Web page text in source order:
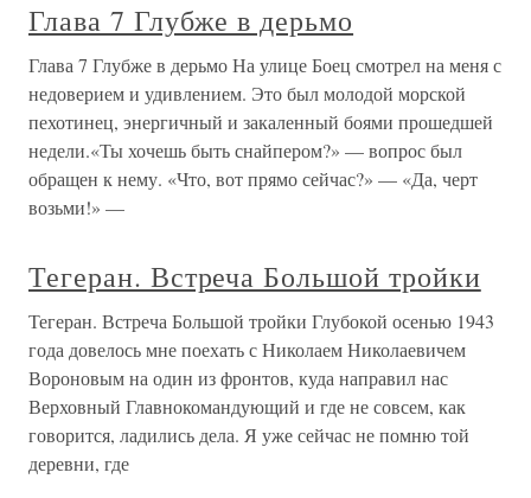
Глава 7 Глубже в дерьмо
Глава 7 Глубже в дерьмо На улице Боец смотрел на меня с
недоверием и удивлением. Это был молодой морской
пехотинец, энергичный и закаленный боями прошедшей
недели.«Ты хочешь быть снайпером?» — вопрос был
обращен к нему. «Что, вот прямо сейчас?» — «Да, черт
возьми!» —
Тегеран. Встреча Большой тройки
Тегеран. Встреча Большой тройки Глубокой осенью 1943
года довелось мне поехать с Николаем Николаевичем
Вороновым на один из фронтов, куда направил нас
Верховный Главнокомандующий и где не совсем, как
говорится, ладились дела. Я уже сейчас не помню той
деревни, где